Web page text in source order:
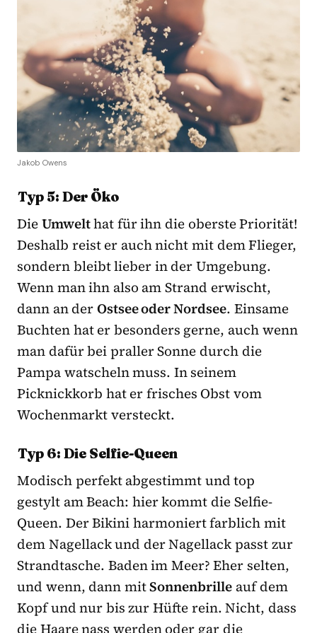
Jakob Owens
Typ 5: Der Öko
DieUmwelthat für ihn die oberste Priorität!
Deshalb reist er auch nicht mit dem Flieger,
sondern bleibt lieber in der Umgebung.
Wenn man ihn also am Strand erwischt,
dann an derOstsee oder Nordsee. Einsame
Buchten hat er besonders gerne, auch wenn
man dafür bei praller Sonne durch die
Pampa watscheln muss. In seinem
Picknickkorb hat er frisches Obst vom
Wochenmarkt versteckt.
Typ 6: Die Selfie-Queen
Modisch perfekt abgestimmt und top
gestylt am Beach: hier kommt die Selfie-
Queen. Der Bikini harmoniert farblich mit
dem Nagellack und der Nagellack passt zur
Strandtasche. Baden im Meer? Eher selten,
und wenn, dann mitSonnenbrille auf dem
Kopf und nur bis zur Hüfte rein. Nicht, dass
die Haare nass werden oder gar die